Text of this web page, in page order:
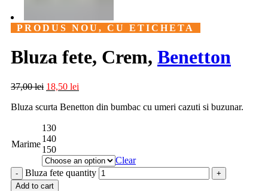
PRODUS NOU, CU ETICHETA
Bluza fete, Crem, Benetton
37,00lei 18,50 lei
Bluza scurta Benetton din bumbac cu umeri cazuti si buzunar.
Marime
130
140
150
Clear
Bluza fete quantity
Add to cart